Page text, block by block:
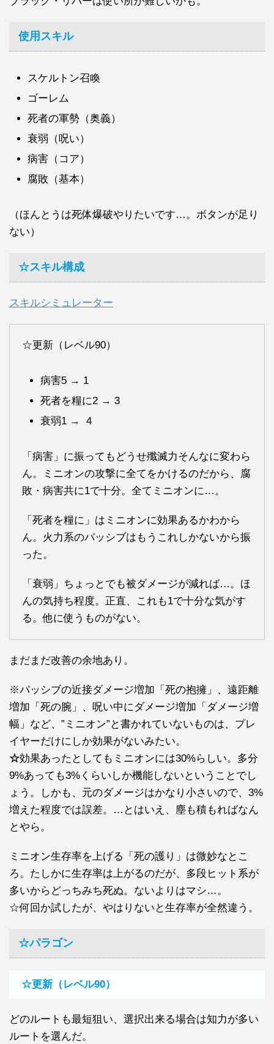
使用スキル
スケルトン召喚
ゴーレム
死者の軍勢（奥義）
衰弱（呪い）
病害（コア）
腐敗（基本）
（ほんとうは死体爆破やりたいです…。ボタンが足り
ない）
☆スキル構成
スキルシミュレーター
☆更新（レベル90）
病害5 → 1
死者を糧に2 → 3
衰弱1 → 4
「病害」に振ってもどうせ殲滅力そんなに変わら
ん。ミニオンの攻撃に全てをかけるのだから、腐
敗・病害共に1で十分。全てミニオンに…。
「死者を糧に」はミニオンに効果あるかわから
ん。火力系のパッシブはもうこれしかないから振
った。
「衰弱」ちょっとでも被ダメージが減れば…。ほ
んの気持ち程度。正直、これも1で十分な気がす
る。他に使うものがない。
まだまだ改善の余地あり。
※パッシブの近接ダメージ増加「死の抱擁」、遠距離
増加「死の腕」、呪い中にダメージ増加「ダメージ増
幅」など、”ミニオン”と書かれていないものは、プレ
イヤーだけにしか効果がないみたい。
☆効果あったとしてもミニオンには30%らしい。多分
9%あっても3%くらいしか機能しないということでし
ょう。しかも、元のダメージはかなり小さいので、3%
増えた程度では誤差。…とはいえ、塵も積もればなん
とやら。
ミニオン生存率を上げる「死の護り」は微妙なとこ
ろ。たしかに生存率は上がるのだが、多段ヒット系が
多いからどっちみち死ぬ。ないよりはマシ…。
☆何回か試したが、やはりないと生存率が全然違う。
☆パラゴン
☆更新（レベル90）
どのルートも最短狙い、選択出来る場合は知力が多い
ルートを選んだ。